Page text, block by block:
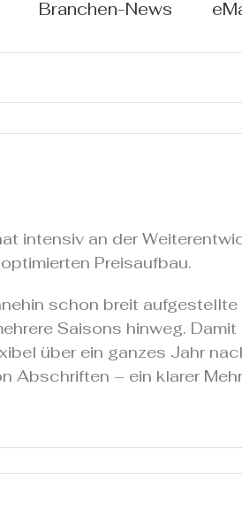
Branchen-News
intensiv an der
Preisaufbau.
schon breit
Saisons hinweg.
über ein ganzes Jahr
Abschriften – ein klarer